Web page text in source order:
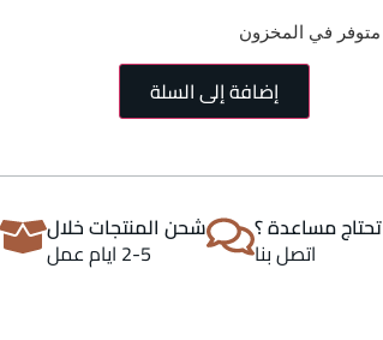
إضافة إلى السلة
تحتاج مساعدة ؟
اتصل بنا
شحن المنتجات خلال
2-5 ايام عمل